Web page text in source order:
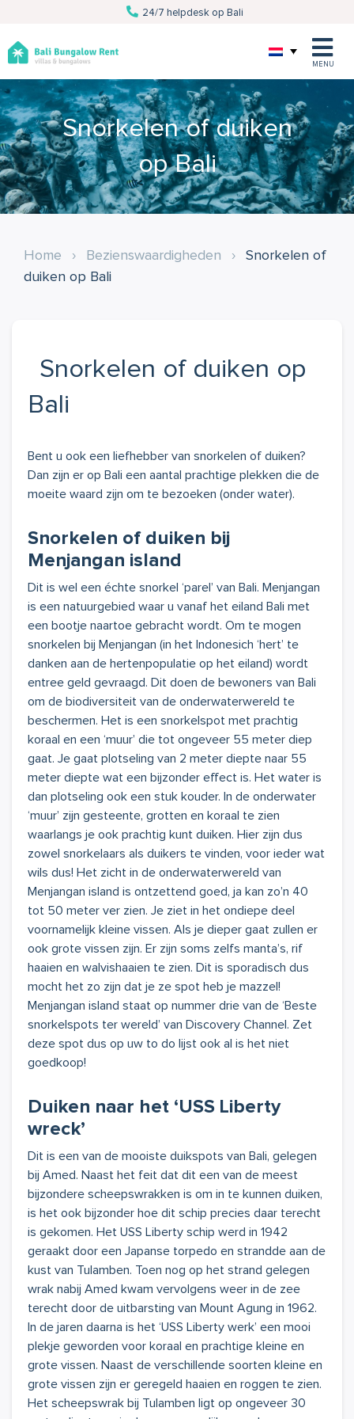
24/7 helpdesk op Bali
Persoonlijke service
Al 10 jaar Bali specialistMENU
Snorkelen of duiken
op Bali
Home › Bezienswaardigheden ›
Snorkelen of
duiken op Bali
Snorkelen of duiken op
Bali
Bent u ook een liefhebber van snorkelen of duiken?
Dan zijn er op Bali een aantal prachtige plekken die de
moeite waard zijn om te bezoeken (onder water).
Snorkelen of duiken bij
Menjangan island
Dit is wel een échte snorkel ‘parel’ van Bali. Menjangan
is een natuurgebied waar u vanaf het eiland Bali met
een bootje naartoe gebracht wordt. Om te mogen
snorkelen bij Menjangan (in het Indonesich ‘hert’ te
danken aan de hertenpopulatie op het eiland) wordt
entree geld gevraagd. Dit doen de bewoners van Bali
om de biodiversiteit van de onderwaterwereld te
beschermen. Het is een snorkelspot met prachtig
koraal en een ‘muur’ die tot ongeveer 55 meter diep
gaat. Je gaat plotseling van 2 meter diepte naar 55
meter diepte wat een bijzonder effect is. Het water is
dan plotseling ook een stuk kouder. In de onderwater
‘muur’ zijn gesteente, grotten en koraal te zien
waarlangs je ook prachtig kunt duiken. Hier zijn dus
zowel snorkelaars als duikers te vinden, voor ieder wat
wils dus! Het zicht in de onderwaterwereld van
Menjangan island is ontzettend goed, ja kan zo’n 40
tot 50 meter ver zien. Je ziet in het ondiepe deel
voornamelijk kleine vissen. Als je dieper gaat zullen er
ook grote vissen zijn. Er zijn soms zelfs manta’s, rif
haaien en walvishaaien te zien. Dit is sporadisch dus
mocht het zo zijn dat je ze spot heb je mazzel!
Menjangan island staat op nummer drie van de ‘Beste
snorkelspots ter wereld’ van Discovery Channel. Zet
deze spot dus op uw to do lijst ook al is het niet
goedkoop!
Duiken naar het ‘USS Liberty
wreck’
Dit is een van de mooiste duikspots van Bali, gelegen
bij Amed. Naast het feit dat dit een van de meest
bijzondere scheepswrakken is om in te kunnen duiken,
is het ook bijzonder hoe dit schip precies daar terecht
is gekomen. Het USS Liberty schip werd in 1942
geraakt door een Japanse torpedo en strandde aan de
kust van Tulamben. Toen nog op het strand gelegen
wrak nabij Amed kwam vervolgens weer in de zee
terecht door de uitbarsting van Mount Agung in 1962.
In de jaren daarna is het ‘USS Liberty werk’ een mooi
plekje geworden voor koraal en prachtige kleine en
grote vissen. Naast de verschillende soorten kleine en
grote vissen zijn er geregeld haaien en roggen te zien.
Het scheepswrak bij Tulamben ligt op ongeveer 30